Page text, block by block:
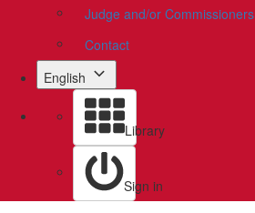
Judge and/or Commissioners
Contact
English
Library
Sign in